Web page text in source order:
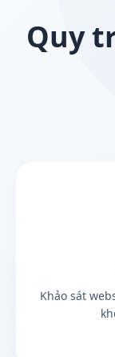
Quy
Khảo sát